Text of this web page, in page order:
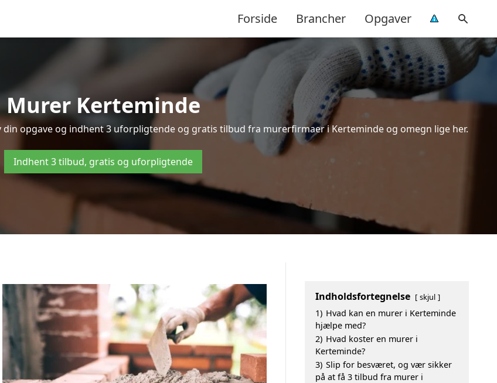
Forside Brancher Opgaver
Murer Kerteminde
opgave og indhent 3 uforpligtende og gratis tilbud fra murerfirmaer i Kerteminde og omegn lige her.
Indhent 3 tilbud, gratis og uforpligtende
Indholdsfortegnelse skjul
1) Hvad kan en murer i Kerteminde
hjælpe med?
2) Hvad koster en murer i
Kerteminde?
3) Slip for besværet, og vær sikker
på at få 3 tilbud fra murer i